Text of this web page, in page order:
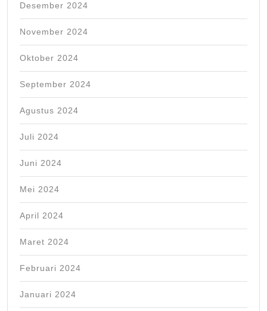
Desember 2024
November 2024
Oktober 2024
September 2024
Agustus 2024
Juli 2024
Juni 2024
Mei 2024
April 2024
Maret 2024
Februari 2024
Januari 2024